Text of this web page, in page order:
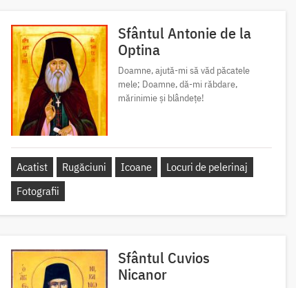
Sfântul Antonie de la
Optina
Doamne, ajută-mi să văd păcatele
mele; Doamne, dă-mi răbdare,
mărinimie şi blândeţe!
Acatist Rugăciuni Icoane
Locuri de pelerinaj
Fotografii
Sfântul Cuvios
Nicanor